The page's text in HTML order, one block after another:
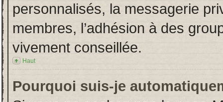
personnalisés, la messagerie
membres, l’adhésion à des
vivement conseillée.
Haut
Pourquoi suis-je